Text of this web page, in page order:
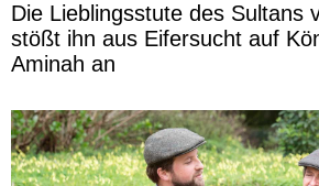
Die Lieblingsstute des Sultans
stößt ihn aus Eifersucht auf
Aminah an